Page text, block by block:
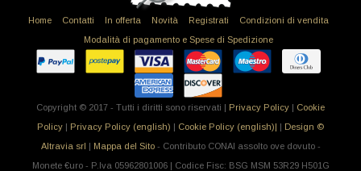
Home Contatti In offerta Novità Registrati
Condizioni di vendita
Modalità di pagamento e Spese di Spedizione
Copyright © 2017 - Tutti i diritti sono riservati | Privacy Policy | Cookie
Policy | Privacy Policy (english) | Cookie Policy (english)| | Design ©
Altravia srl | Mappa del Sito- Contributo CONAI assolto ove dovuto -
Monete €uro - P.Iva 05962801006 | Codice Fisc: BSG MSM 53R29 H501G